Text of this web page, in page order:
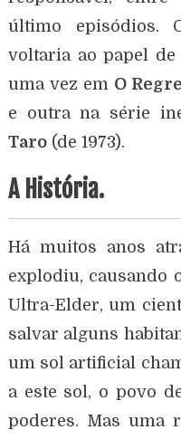
último episódios.
voltaria ao papel de
uma vez em O
e outra na série
Taro(de 1973).
A História.
Há muitos anos
explodiu, causando
Ultra-Elder, um
salvar alguns
um sol artificial
a este sol, o povo
poderes. Mas uma